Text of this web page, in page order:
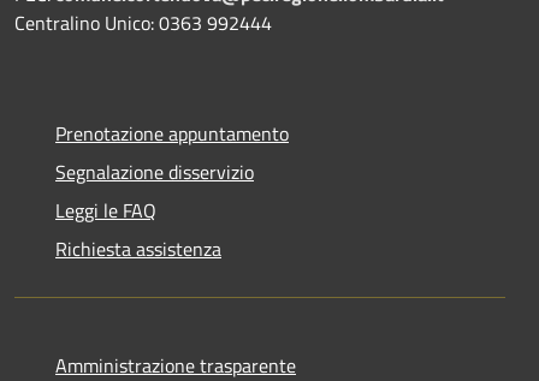
Centralino Unico: 0363 992444
Prenotazione appuntamento
Segnalazione disservizio
Leggi le FAQ
Richiesta assistenza
Amministrazione trasparente